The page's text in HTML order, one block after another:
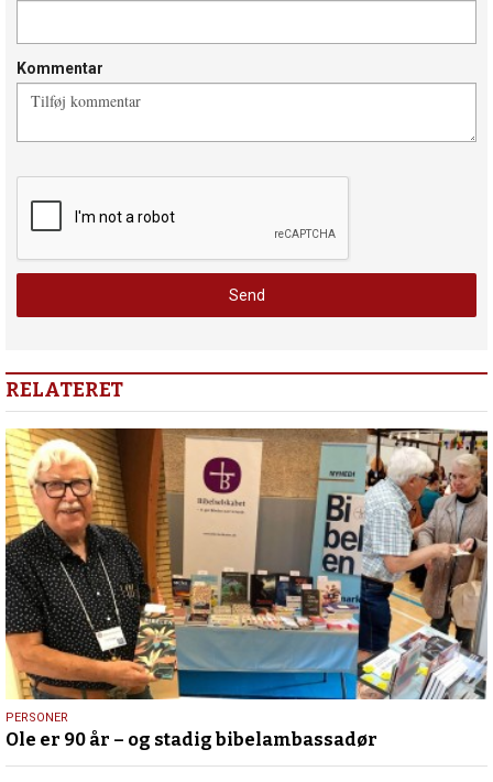
Kommentar
RELATERET
12.
juli
2026
PERSONER
Ole er 90 år – og stadig bibelambassadør